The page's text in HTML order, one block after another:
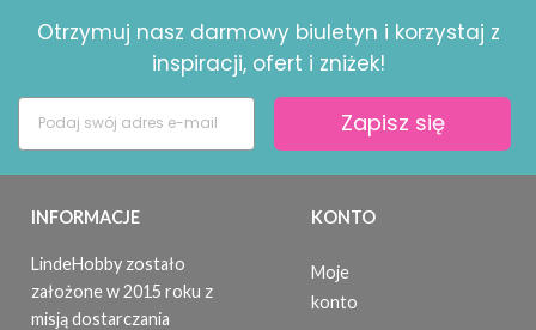
Otrzymuj nasz darmowy biuletyn i korzystaj z
inspiracji, ofert i zniżek!
Zapisz się
INFORMACJE
LindeHobby zostało
założone w 2015 roku z
misją dostarczania
KONTO
Moje
konto